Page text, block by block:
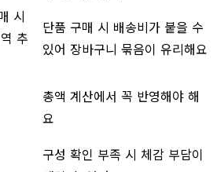
시
추
단품 구매 시 배송비가 붙을 수
있어 장바구니 묶음이 유리해요
총액 계산에서 꼭 반영해야 해
요
구성 확인 부족 시 체감 부담이